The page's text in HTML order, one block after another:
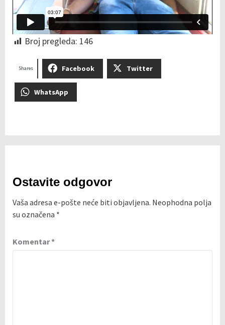
Broj pregleda: 146
Facebook Twitter
WhatsApp
Shares
Ostavite odgovor
Vaša adresa e-pošte neće biti objavljena. Neophodna polja
su označena *
Komentar*